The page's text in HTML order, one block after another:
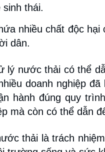
thái.
nhiều chất độc hại
dân.
lý nước thải có thể
doanh nghiệp
hành đúng quy
mà còn có thể dẫn
thải là trách